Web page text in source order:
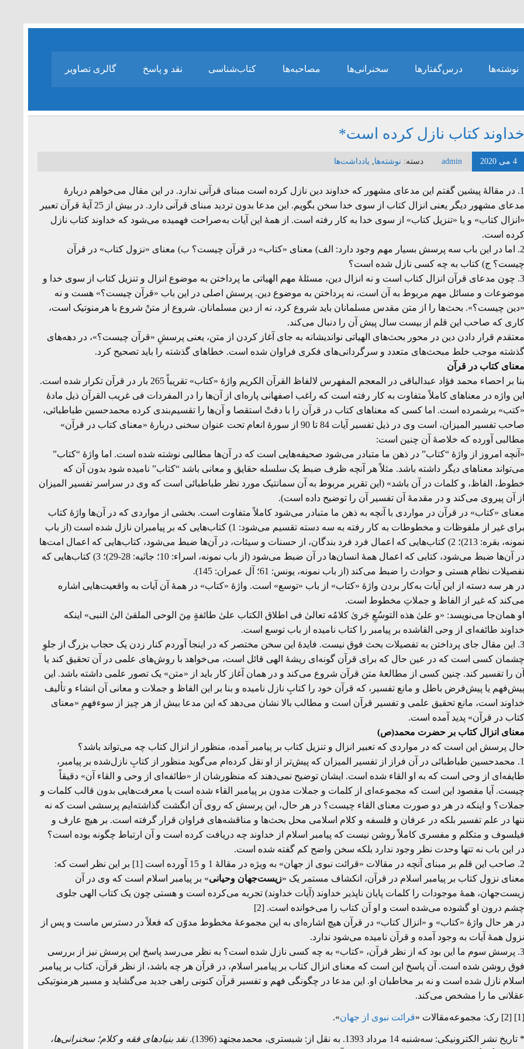
نوشته‌ها درس‌گفتارها سخنرانی‌ها مصاحبه‌ها کتاب‌شناسی نقد و پاسخ گالری تصاویر
خداوند کتاب نازل کرده است*
4 می 2020 admin دسته: نوشته‌ها, یادداشت‌ها
1. در مقالۀ پیشین گفتم این مدعای مشهور که خداوند دین نازل کرده است مبنای قرآنی ندارد. در این مقال می‌خواهم دربارۀ
مدعای مشهور دیگر یعنی انزال کتاب از سوی خدا سخن بگویم. این مدعا بدون تردید مبنای قرآنی دارد. در بیش از 25 آیۀ قرآن تعبیر
«انزال کتاب» و یا «تنزیل کتاب» از سوی خدا به کار رفته است. از همۀ این آیات به‌صراحت فهمیده می‌شود که خداوند کتاب نازل
کرده است.
2. اما در این باب سه پرسش بسیار مهم وجود دارد: الف) معنای «کتاب» در قرآن چیست؟ ب) معنای «نزول کتاب» در قرآن
چیست؟ ج) کتاب به چه کسی نازل شده است؟
3. چون مدعای قرآن انزال کتاب است و نه انزال دین، مسئلۀ مهم الهیاتی ما پرداختن به موضوع انزال و تنزیل کتاب از سوی خدا و
موضوعات و مسائل مهم مربوط به آن است، نه پرداختن به موضوع دین. پرسش اصلی در این باب «قرآن چیست؟» هست و نه
«دین چیست؟». بحث‌ها را از متن مقدس مسلمانان باید شروع کرد، نه از دین مسلمانان. شروع از متنْ شروع با هرمنوتیک است،
کاری که صاحب این قلم از بیست سال پیش آن را دنبال می‌کند.
معتقدم قرار دادن دین در محور بحث‌های الهیاتی نواندیشانه به جای آغاز کردن از متن، یعنی پرسشِ «قرآن چیست؟»، در دهه‌های
گذشته موجب خلط مبحث‌های متعدد و سرگردانی‌های فکری فراوان شده است. خطاهای گذشته را باید تصحیح کرد.
معنای کتاب در قرآن
بنا بر احصاء محمد فؤاد عبدالباقی در المعجم المفهرس لالفاظ القرآن الکریم واژۀ «کتاب» تقریباً 265 بار در قرآن تکرار شده است.
این واژه در معناهای کاملاً متفاوت به کار رفته است که راغب اصفهانی پاره‌ای از آن‌ها را در المفردات فی غریب القرآن ذیل مادۀ
«کتب» برشمرده است. اما کسی که معناهای کتاب در قرآن را با دقتْ استقصا و آن‌ها را تقسیم‌بندی کرده محمدحسین طباطبائی،
صاحب تفسیر المیزان، است وی در ذیل تفسیر آیات 84 تا 90 از سورۀ انعام تحت عنوان سخنی دربارۀ «معنای کتاب در قرآن»
مطالبی آورده که خلاصۀ آن چنین است:
«آنچه امروز از واژۀ “کتاب” در ذهن ما متبادر می‌شود صحیفه‌هایی است که در آن‌ها مطالبی نوشته شده است. اما واژۀ “کتاب”
می‌تواند معناهای دیگر داشته باشد. مثلاً هر آنچه ظرف ضبط یک سلسله حقایق و معانی باشد “کتاب” نامیده شود بدون آن که
خطوط، الفاظ، و کلمات در آن باشد» (این تقریر مربوط به آن سمانتیک مورد نظر طباطبائی است که وی در سراسر تفسیر المیزان
از آن پیروی می‌کند و در مقدمۀ آن تفسیر آن را توضیح داده است).
معنای «کتاب» در قرآن در مواردی با آنچه به ذهن ما متبادر می‌شود کاملاً متفاوت است. بخشی از مواردی که در آن‌ها واژۀ کتاب
برای غیر از ملفوظات و مخطوطات به کار رفته به سه دسته تقسیم می‌شود: 1) کتاب‌هایی که بر پیامبران نازل شده است (از باب
نمونه، بقره: 213)؛ 2) کتاب‌هایی که اعمال فرد فرد بندگان، از حسنات و سیئات، در آن‌ها ضبط می‌شود، کتاب‌هایی که اعمال امت‌ها
در آن‌ها ضبط می‌شود، کتابی که اعمال همۀ انسان‌ها در آن ضبط می‌شود (از باب نمونه، اسراء: 10؛ جاثیه: 28-29)؛ 3) کتاب‌هایی که
تفصیلات نظام هستی و حوادث را ضبط می‌کند (از باب نمونه، یونس: 61؛ آل عمران: 145).
در هر سه دسته از این آیات به‌کار بردن واژۀ «کتاب» از باب «توسع» است. واژۀ «کتاب» در همۀ آن آیات به واقعیت‌هایی اشاره
می‌کند که غیر از الفاظ و جملاتِ مخطوط است.
او همان‌جا می‌نویسد: «و علیٰ هذه التوسُعِ جَریٰ کلامُه تعالیٰ فی اطلاق الکتاب علیٰ طائفةٍ مِنَ الوحی الملقیٰ الیٰ النبی» اینکه
خداوند طائفه‌ای از وحی القاشده بر پیامبر را کتاب نامیده از باب توسع است.
3. این مقال جای پرداختن به تفصیلات بحث فوق نیست. فایدۀ این سخن مختصر که در اینجا آوردم کنار زدن یک حجاب بزرگ از جلوِ
چشمان کسی است که در عین حال که برای قرآن گونه‌ای ریشۀ الهی قائل است، می‌خواهد با روش‌های علمی در آن تحقیق کند یا
آن را تفسیر کند. چنین کسی از مطالعۀ متن قرآن شروع می‌کند و در همان آغاز کار باید از «متن» یک تصور علمی داشته باشد. این
پیش‌فهم یا پیش‌فرض باطل و مانع تفسیر، که قرآن خود را کتابِ نازل نامیده و بنا بر این الفاظ و جملات و معانی آن انشاء و تألیف
خداوند است، مانع تحقیق علمی و تفسیر قرآن است و مطالب بالا نشان می‌دهد که این مدعا بیش از هر چیز از سوءفهمِ «معنای
کتاب در قرآن» پدید آمده است.
معنای انزال کتاب بر حضرت محمد(ص)
حال پرسش این است که در مواردی که تعبیر انزال و تنزیل کتاب بر پیامبر آمده، منظور از انزال کتاب چه می‌تواند باشد؟
1. محمدحسین طباطبائی در آن فراز از تفسیر المیزان که پیش‌تر از او نقل کرده‌ام می‌گوید منظور از کتابِ نازل‌شده بر پیامبر،
طایفه‌ای از وحی است که به او القاء شده است. ایشان توضیح نمی‌دهند که منظورشان از «طائفه‌ای از وحی و القاء آن» دقیقاً
چیست. آیا مقصود این است که مجموعه‌ای از کلمات و جملات مدون بر پیامبر القاء شده است یا معرفت‌هایی بدون قالب کلمات و
جملات؟ و اینکه در هر دو صورت معنای القاء چیست؟ در هر حال، این پرسش که روی آن انگشت گذاشته‌ایم پرسشی است که نه
تنها در علم تفسیر بلکه در عرفان و فلسفه و کلام اسلامی محل بحث‌ها و مناقشه‌های فراوان قرار گرفته است. بر هیچ عارف و
فیلسوف و متکلم و مفسری کاملاً روشن نیست که پیامبر اسلام از خداوند چه دریافت کرده است و آن ارتباط چگونه بوده است؟
در این باب نه تنها وحدت نظر وجود ندارد بلکه سخن واضح کم گفته شده است.
2. صاحب این قلم بر مبنای آنچه در مقالات «قرائت نبوی از جهان» به ویژه در مقالۀ 1 و 15 آورده است [1] بر این نظر است که:
معنای نزول کتاب بر پیامبر اسلام در قرآن، انکشاف مستمر یک «زیست‌جهان وحیانی» بر پیامبر اسلام است که وی در آن
زیست‌جهان، همۀ موجودات را کلمات پایان ناپذیر خداوند (آیات خداوند) تجربه می‌کرده است و هستی چون یک کتاب الهی جلوی
چشم درون او گشوده می‌شده است و او آن کتاب را می‌خوانده است. [2]
در هر حال واژۀ «کتاب» و «انزال کتاب» در قرآن هیچ اشاره‌ای به این مجموعۀ مخطوط مدوّن که فعلاً در دسترس ماست و پس از
نزول همۀ آیات به وجود آمده و قرآن نامیده می‌شود ندارد.
3. پرسش سوم ما این بود که از نظر قرآن، «کتاب» به چه کسی نازل شده است؟ به نظر می‌رسد پاسخ این پرسش نیز از بررسی
فوق روشن شده است. آن پاسخ این است که معنای انزال کتاب بر پیامبر اسلام، در قرآن هر چه باشد، از نظر قرآن، کتاب بر پیامبر
اسلام نازل شده است و نه بر مخاطبان او. این مدعا در چگونگی فهم و تفسیر قرآن کنونی راهی جدید می‌گشاید و مسیر هرمنوتیکی
عقلانی ما را مشخص می‌کند.
[1] [2] رک: مجموعه‌مقالات « قرائت نبوی از جهان».
* تاریخ نشر الکترونیکی: سه‌شنبه 14 مرداد 1393. به نقل از: شبستری، محمدمجتهد (1396).
نقد بنیادهای فقه و کلام؛ سخنرانی‌ها،